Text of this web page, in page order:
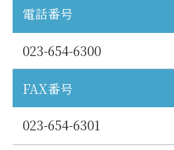
電話番号
023-654-6300
FAX番号
023-654-6301